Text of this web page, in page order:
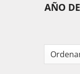
AÑO